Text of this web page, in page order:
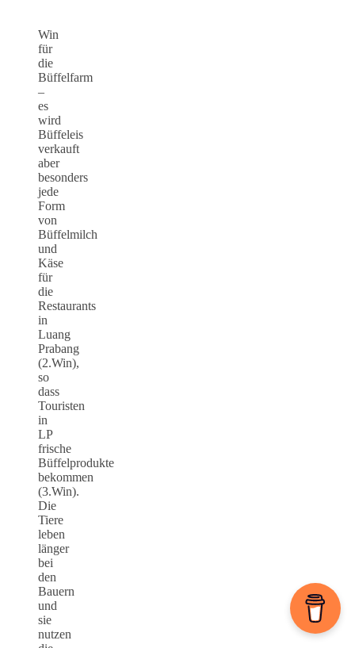
Win
für
die
Büffelfarm
–
es
wird
Büffeleis
verkauft
aber
besonders
jede
Form
von
Büffelmilch
und
Käse
für
die
Restaurants
in
Luang
Prabang
(2.Win),
so
dass
Touristen
in
LP
frische
Büffelprodukte
bekommen
(3.Win).
Die
Tiere
leben
länger
bei
den
Bauern
und
sie
nutzen